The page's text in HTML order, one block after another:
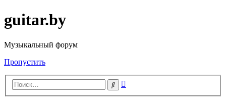
guitar.by
Музыкальный форум
Пропустить
Поиск